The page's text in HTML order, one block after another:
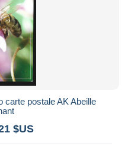
carte postale AK Abeille
$US